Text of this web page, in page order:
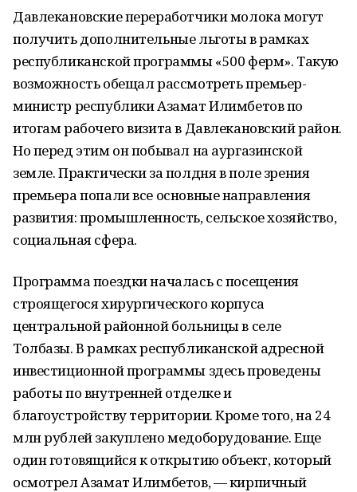
Давлекановские переработчики молока могут
получить дополнительные льготы в рамках
республиканской программы «500 ферм». Такую
возможность обещал рассмотреть премьер-
министр республики Азамат Илимбетов по
итогам рабочего визита в Давлекановский район.
Но перед этим он побывал на аургазинской
земле. Практически за полдня в поле зрения
премьера попали все основные направления
развития: промышленность, сельское хозяйство,
социальная сфера.
Программа поездки началась с посещения
строящегося хирургического корпуса
центральной районной больницы в селе
Толбазы. В рамках республиканской адресной
инвестиционной программы здесь проведены
работы по внутренней отделке и
благоустройству территории. Кроме того, на 24
млн рублей закуплено медоборудование. Еще
один готовящийся к открытию объект, который
осмотрел Азамат Илимбетов, — кирпичный